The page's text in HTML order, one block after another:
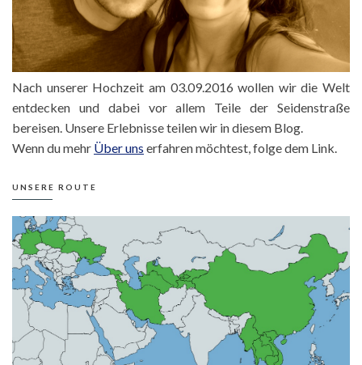
Nach unserer Hochzeit am 03.09.2016 wollen wir die Welt
entdecken und dabei vor allem Teile der Seidenstraße
bereisen. Unsere Erlebnisse teilen wir in diesem Blog.
Wenn du mehr Über uns erfahren möchtest, folge dem Link.
UNSERE ROUTE